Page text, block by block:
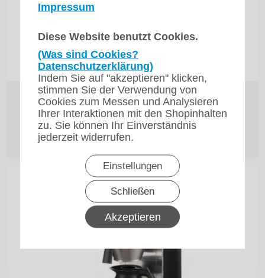
Impressum
Diese Website benutzt Cookies.
(Was sind Cookies?
Datenschutzerklärung)
Indem Sie auf "akzeptieren" klicken,
stimmen Sie der Verwendung von
Cookies zum Messen und Analysieren
Ihrer Interaktionen mit den Shopinhalten
zu. Sie können Ihr Einverständnis
jederzeit widerrufen.
Einstellungen
Schließen
Akzeptieren
Bravilor Bonamat Matic Twin
zzgl. 19% MwSt.
1.092,00€